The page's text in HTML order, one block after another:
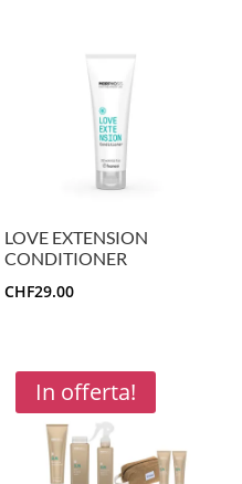
LOVE EXTENSION
CONDITIONER
CHF29.00
In offerta!